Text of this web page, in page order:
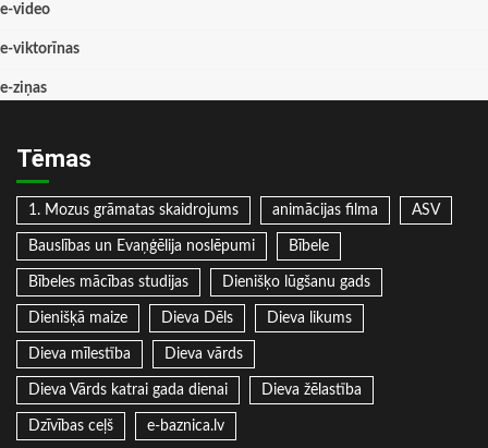
e-video
e-viktorīnas
e-ziņas
Tēmas
1. Mozus grāmatas skaidrojums animācijas filma ASV
Bauslības un Evaņģēlija noslēpumi Bībele
Bībeles mācības studijas Dienišķo lūgšanu gads
Dienišķā maize Dieva Dēls Dieva likums
Dieva mīlestība Dieva vārds
Dieva Vārds katrai gada dienai Dieva žēlastība
Dzīvības ceļš e-baznica.lv